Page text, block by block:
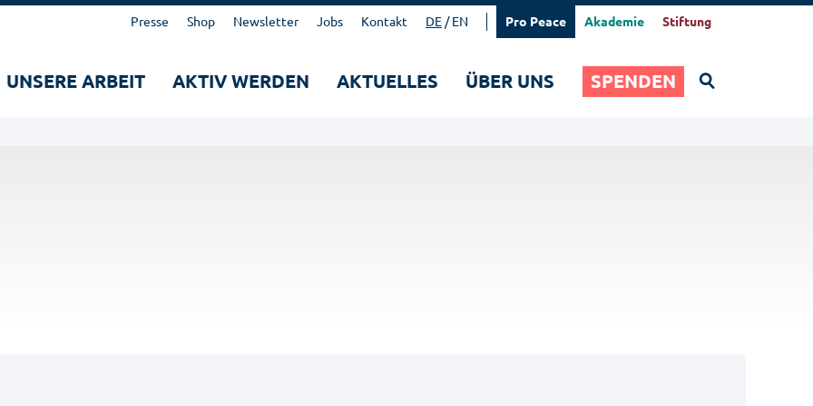
Suchen
Hauptnavigation
UNSERE ARBEIT AKTIV WERDEN AKTUELLES ÜBER UNS SPENDEN
Kopfbereich
Presse Shop Newsletter Jobs Kontakt DE EN Pro Peace Akademie Stiftung